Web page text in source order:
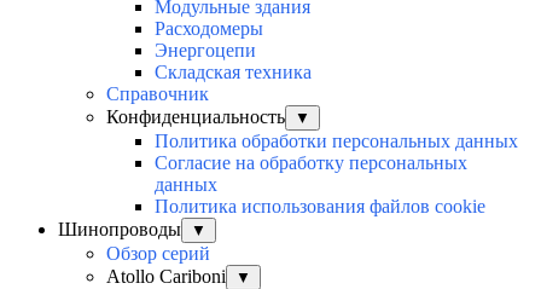
Модульные здания
Расходомеры
Энергоцепи
Складская техника
Справочник
Конфиденциальность
▼
Политика обработки персональных данных
Согласие на обработку персональных
данных
Политика использования файлов cookie
Шинопроводы
▼
Обзор серий
Atollo Cariboni
▼